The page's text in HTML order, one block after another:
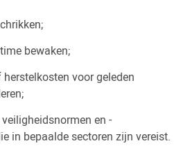
bewaken;
herstelkosten voor geleden
en -
in bepaalde sectoren zijn vereist.